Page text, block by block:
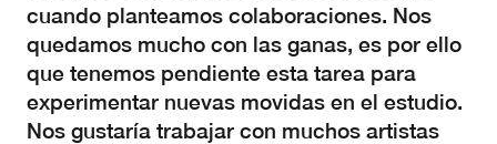
cuando planteamos colaboraciones. Nos
quedamos mucho con las ganas, es por ello
que tenemos pendiente esta tarea para
experimentar nuevas movidas en el estudio.
Nos gustaría trabajar con muchos artistas